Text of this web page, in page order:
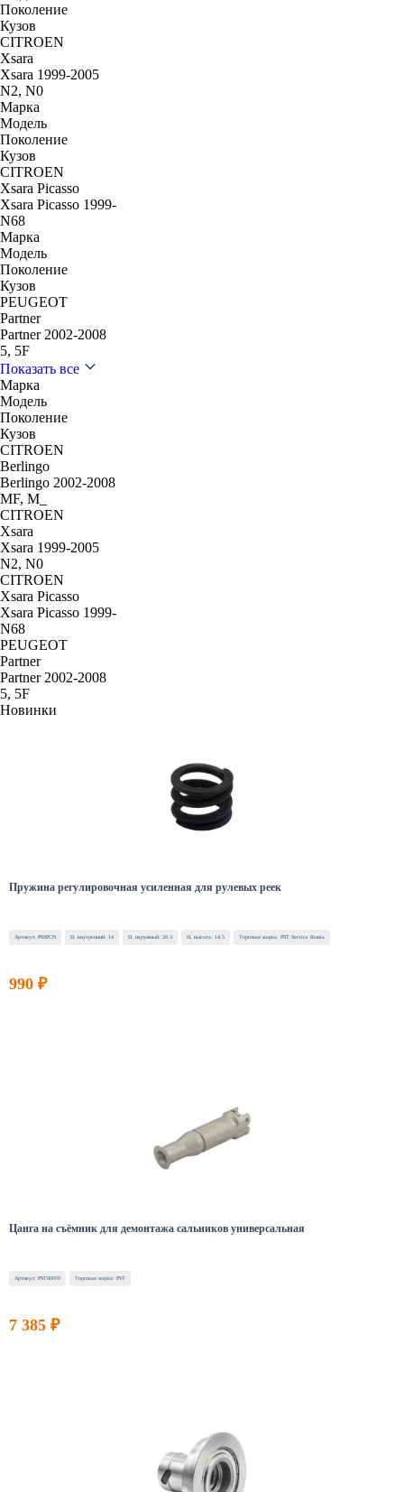
Поколение
Кузов
CITROEN
Xsara
Xsara 1999-2005
N2, N0
Марка
Модель
Поколение
Кузов
CITROEN
Xsara Picasso
Xsara Picasso 1999-
N68
Марка
Модель
Поколение
Кузов
PEUGEOT
Partner
Partner 2002-2008
5, 5F
Показать все
Марка
Модель
Поколение
Кузов
CITROEN
Berlingo
Berlingo 2002-2008
MF, M_
CITROEN
Xsara
Xsara 1999-2005
N2, N0
CITROEN
Xsara Picasso
Xsara Picasso 1999-
N68
PEUGEOT
Partner
Partner 2002-2008
5, 5F
Новинки
Пружина регулировочная усиленная для рулевых реек
Артикул: PSSPCN D, внутренний: 14 D, наружный: 20.3 H, высота: 14.5 Торговая марка: PST Service Russia
990 ₽
Цанга на съёмник для демонтажа сальников универсальная
Артикул: PST00059 Торговая марка: PST
7 385 ₽